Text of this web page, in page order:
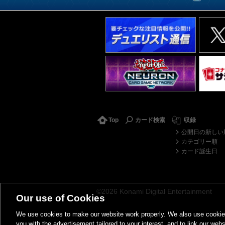
Top カード検索
収録
公開日の新しい
カテゴリー順
カード誕生日
©2026 Konami Digital Entertainment
Our use of Cookies
We use cookies to make our website work properly. We also use